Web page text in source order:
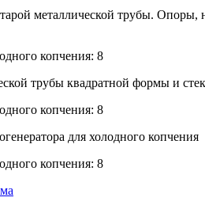
металлической трубы.
трубы квадратной формы и
для холодного копчения